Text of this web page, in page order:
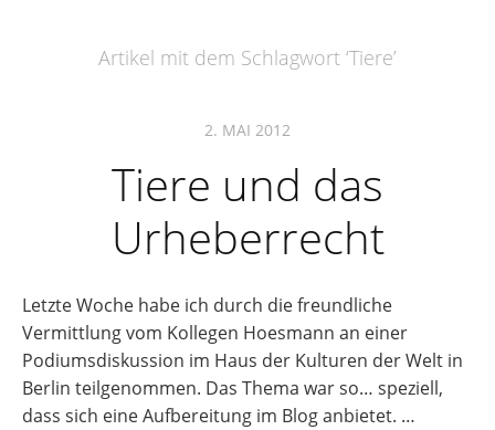
Artikel mit dem Schlagwort ‘Tiere’
2. MAI 2012
Tiere und das
Urheberrecht
Letzte Woche habe ich durch die freundliche
Vermittlung vom Kollegen Hoesmann an einer
Podiumsdiskussion im Haus der Kulturen der Welt in
Berlin teilgenommen. Das Thema war so… speziell,
dass sich eine Aufbereitung im Blog anbietet. …